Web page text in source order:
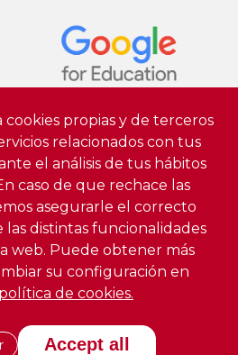
cookies propias y de terceros
relacionados con tus
el análisis de tus hábitos
caso de que rechace las
asegurarle el correcto
distintas funcionalidades
web. Puede obtener más
su configuración en
política de cookies.
Accept all